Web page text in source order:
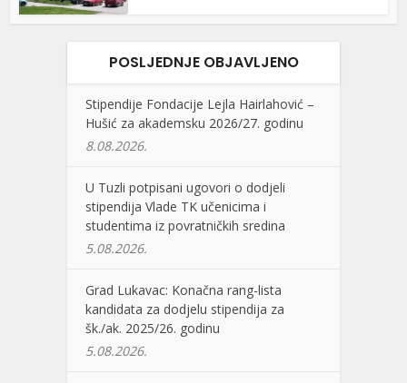
POSLJEDNJE OBJAVLJENO
Stipendije Fondacije Lejla Hairlahović –
Hušić za akademsku 2026/27. godinu
8.08.2026.
U Tuzli potpisani ugovori o dodjeli
stipendija Vlade TK učenicima i
studentima iz povratničkih sredina
5.08.2026.
Grad Lukavac: Konačna rang-lista
kandidata za dodjelu stipendija za
šk./ak. 2025/26. godinu
5.08.2026.